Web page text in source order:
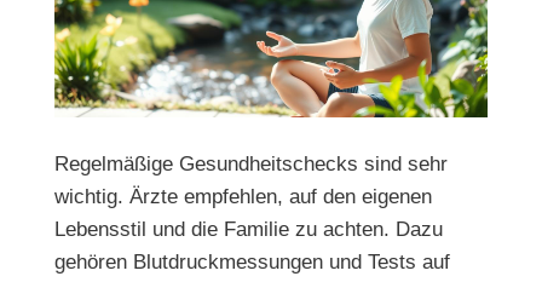
Regelmäßige Gesundheitschecks sind sehr
wichtig. Ärzte empfehlen, auf den eigenen
Lebensstil und die Familie zu achten. Dazu
gehören Blutdruckmessungen und Tests auf